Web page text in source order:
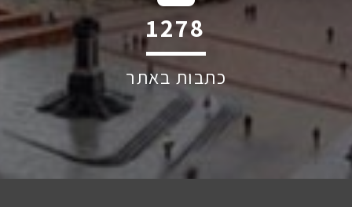
2318
כתבות באתר